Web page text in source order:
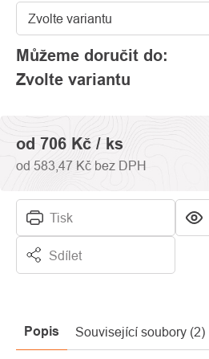
Můžeme doručit do:
Zvolte variantu
Tisk
Sdílet
od706 Kč / ks
od 583,47 Kč bez DPH
Popis Související soubory (2)